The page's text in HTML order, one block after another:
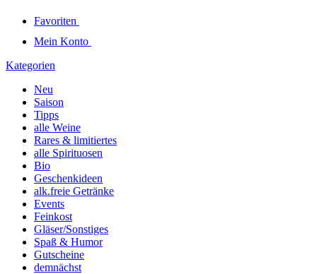
Favoriten
Mein Konto
Kategorien
Neu
Saison
Tipps
alle Weine
Rares & limitiertes
alle Spirituosen
Bio
Geschenkideen
alk.freie Getränke
Events
Feinkost
Gläser/Sonstiges
Spaß & Humor
Gutscheine
demnächst